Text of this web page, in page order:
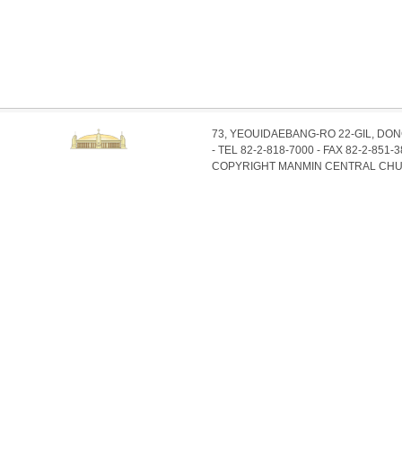
73, YEOUIDAEBANG-RO 22-GIL,
- TEL 82-2-818-7000 - FAX 82-2-851-
COPYRIGHT MANMIN CENTRAL